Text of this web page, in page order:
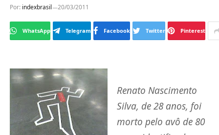
Por: indexbrasil 20/03/2011
WhatsApp Telegram Facebook Twitter Pinterest
Renato Nascimento
Silva, de 28 anos, foi
morto pelo avô de 80